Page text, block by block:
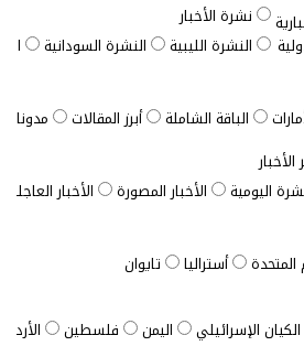
نشرة الأخبار
النشرة الليبية
النشرة السودانية
الباقة الشاملة أبرز المقالات مدونات
الأخبار
اليومية
الأخبار المصورة
الأخبار العاجلة
المتحدة أستراليا
تايوان
الكيان الإسرائيلي اليمن فلسطين
الأردن